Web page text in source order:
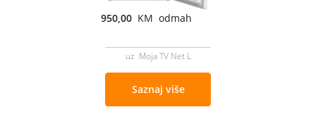
950,00 KM odmah
uz Moja TV Net L
Saznaj više